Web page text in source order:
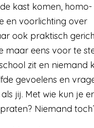
kast komen, homo-
en voorlichting over
ook praktisch
maar eens voor te
zit en niemand
gevoelens en
jij. Met wie kun je er
Niemand